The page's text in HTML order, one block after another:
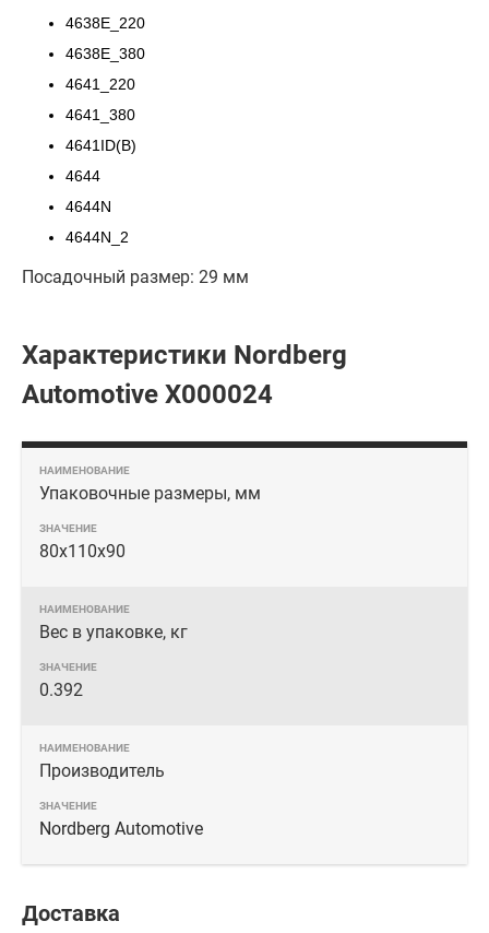
4638E_220
4638E_380
4641_220
4641_380
4641ID(B)
4644
4644N
4644N_2
Посадочный размер: 29 мм
Характеристики Nordberg
Automotive X000024
Упаковочные размеры, мм
80х110х90
Вес в упаковке, кг
0.392
Производитель
Nordberg Automotive
Доставка